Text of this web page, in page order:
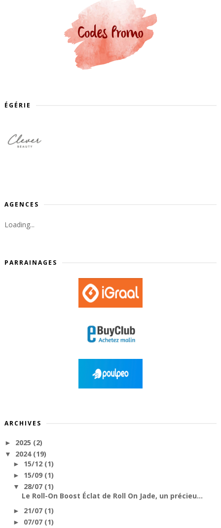
ÉGÉRIE
AGENCES
Loading...
PARRAINAGES
ARCHIVES
► 2025 (2)
▼ 2024 (19)
► 15/12 (1)
► 15/09 (1)
▼ 28/07 (1)
Le Roll-On Boost Éclat de Roll On Jade, un précieu...
► 21/07 (1)
► 07/07 (1)